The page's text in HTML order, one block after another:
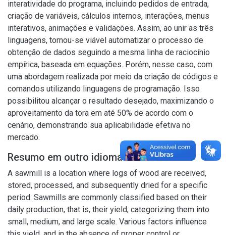
interatividade do programa, incluindo pedidos de entrada,
criação de variáveis, cálculos internos, interações, menus
interativos, animações e validações. Assim, ao unir as três
linguagens, tornou-se viável automatizar o processo de
obtenção de dados seguindo a mesma linha de raciocínio
empírica, baseada em equações. Porém, nesse caso, com
uma abordagem realizada por meio da criação de códigos e
comandos utilizando linguagens de programação. Isso
possibilitou alcançar o resultado desejado, maximizando o
aproveitamento da tora em até 50% de acordo com o
cenário, demonstrando sua aplicabilidade efetiva no
mercado.
Resumo em outro idioma
A sawmill is a location where logs of wood are received,
stored, processed, and subsequently dried for a specific
period. Sawmills are commonly classified based on their
daily production, that is, their yield, categorizing them into
small, medium, and large scale. Various factors influence